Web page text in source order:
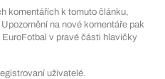
komentářích k tomuto článku,
na nové komentáře pak
v pravé části hlavičky
uživatelé.